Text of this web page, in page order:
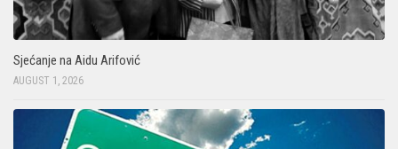
Sjećanje na Aidu Arifović
AUGUST 1, 2026